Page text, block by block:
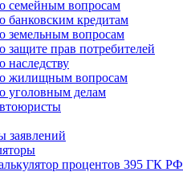
семейным вопросам
банковским кредитам
земельным вопросам
защите прав потребителей
наследству
жилищным вопросам
уголовным делам
заявлений
процентов 395 ГК РФ